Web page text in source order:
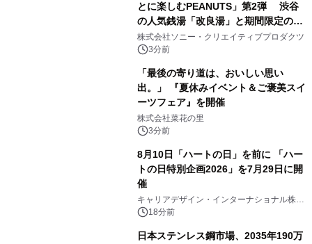
とに楽しむPEANUTS」第2弾 渋谷
の人気銭湯「改良湯」と期間限定のコ
ラボレーション サウナイキタイコラ
ボグッズも発売決定！
株式会社ソニー・クリエイティブプロダクツ
3分前
「最後の寄り道は、おいしい思い
出。」 『夏休みイベント＆ご褒美スイ
ーツフェア』を開催
株式会社菜花の里
3分前
8月10日「ハートの日」を前に 「ハー
トの日特別企画2026」を7月29日に開
催
キャリアデザイン・インターナショナル株式
会社18分前
日本ステンレス鋼市場、2035年190万